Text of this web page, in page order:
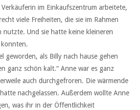
im Einkaufszentrum arbeitete,
viele Freiheiten, die sie im Rahmen
nutzte. Und sie hatte keine kleineren
konnten.
geworden, als Billy nach hause gehen
ganz schön kalt.“ Anne war es ganz
auch durchgefroren. Die wärmende
nachgelassen. Außerdem wollte Anne
was ihr in der Öffentlichkeit